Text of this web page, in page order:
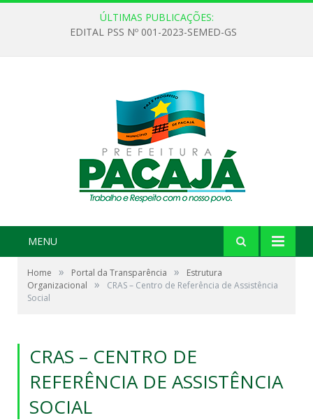
ÚLTIMAS PUBLICAÇÕES:
EDITAL PSS Nº 001-2023-SEMED-GS
MENU
Home » Portal da Transparência »
Estrutura
Organizacional
»
CRAS – Centro de Referência de Assistência
Social
CRAS – CENTRO DE
REFERÊNCIA DE ASSISTÊNCIA
SOCIAL